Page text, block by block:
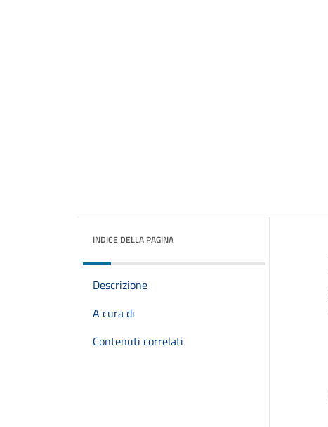
INDICE DELLA PAGINA
Descrizione
A cura di
Contenuti correlati